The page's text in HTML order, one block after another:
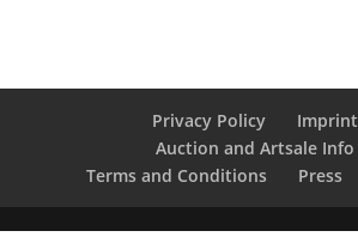
Privacy Policy
Imprint
Auction and Artsale Info
Terms and Conditions
Press